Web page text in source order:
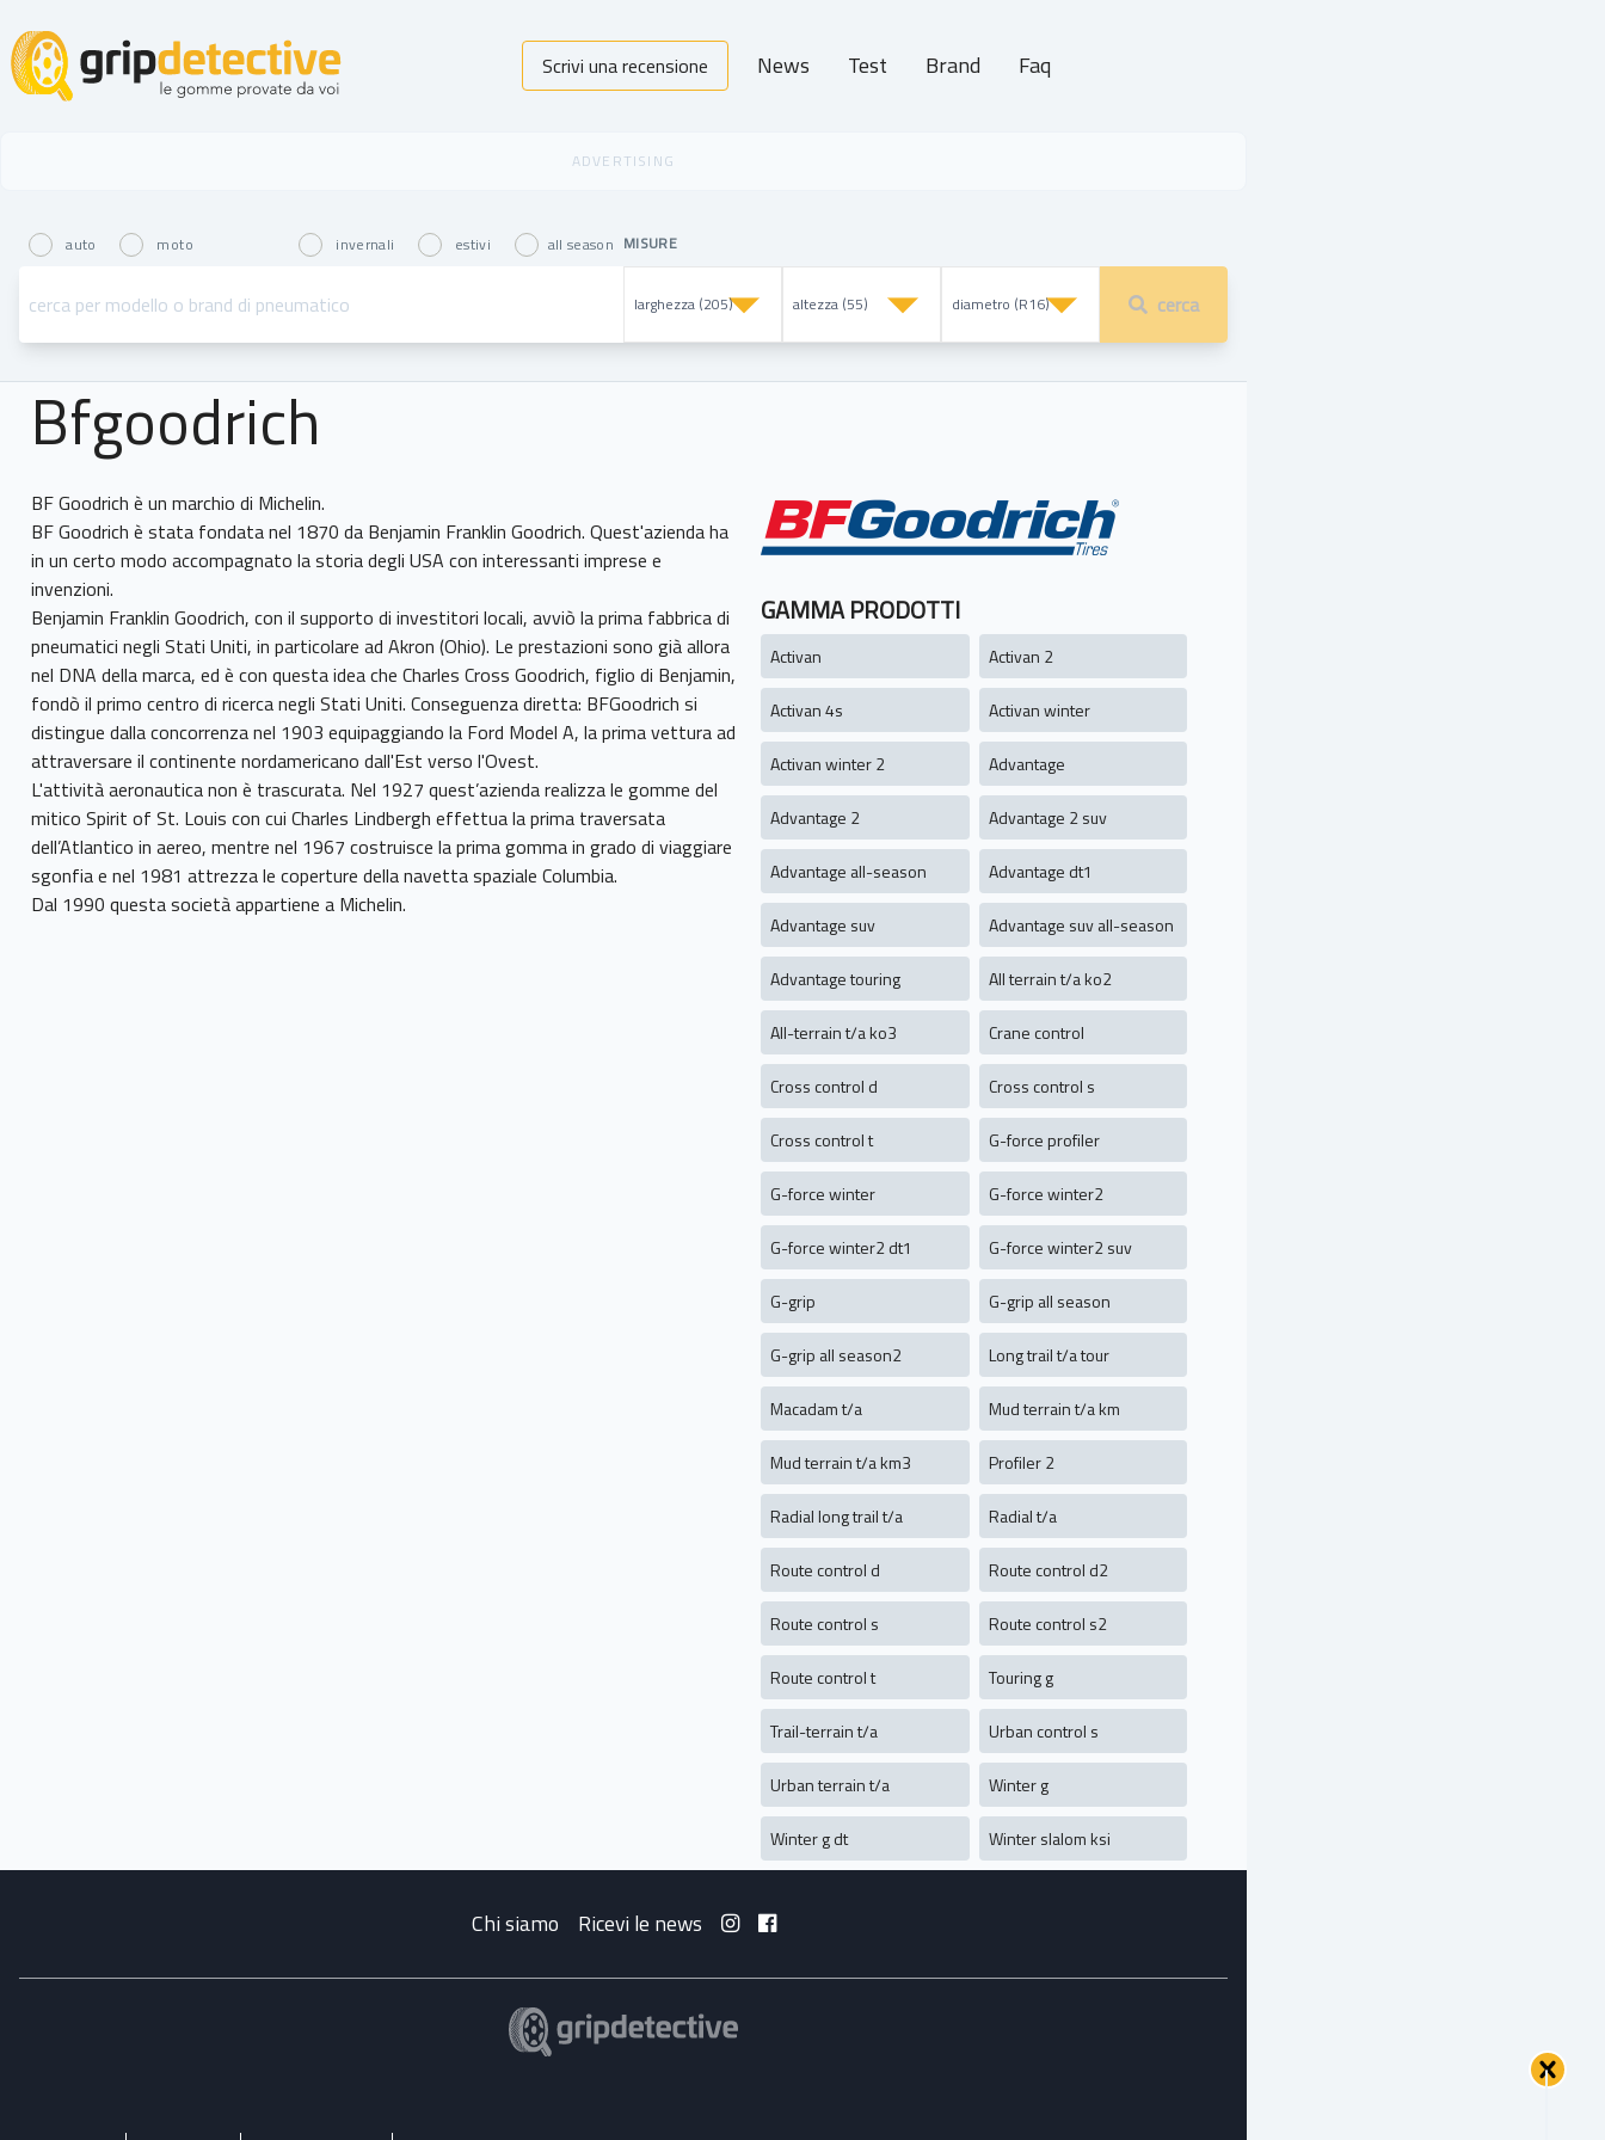
GripDetective Scrivi una recensione News Test Brand Faq
auto moto invernali estivi all season MISURE
cerca
Bfgoodrich
BF Goodrich è un marchio di Michelin.
BF Goodrich è stata fondata nel 1870 da Benjamin Franklin Goodrich. Quest'azienda ha
in un certo modo accompagnato la storia degli USA con interessanti imprese e
invenzioni.
Benjamin Franklin Goodrich, con il supporto di investitori locali, avviò la prima fabbrica di
pneumatici negli Stati Uniti, in particolare ad Akron (Ohio). Le prestazioni sono già allora
nel DNA della marca, ed è con questa idea che Charles Cross Goodrich, figlio di Benjamin,
fondò il primo centro di ricerca negli Stati Uniti. Conseguenza diretta: BFGoodrich si
distingue dalla concorrenza nel 1903 equipaggiando la Ford Model A, la prima vettura ad
attraversare il continente nordamericano dall'Est verso l'Ovest.
L'attività aeronautica non è trascurata. Nel 1927 quest’azienda realizza le gomme del
mitico Spirit of St. Louis con cui Charles Lindbergh effettua la prima traversata
dell’Atlantico in aereo, mentre nel 1967 costruisce la prima gomma in grado di viaggiare
sgonfia e nel 1981 attrezza le coperture della navetta spaziale Columbia.
GAMMA PRODOTTI
Activan Activan 2
Activan 4s Activan winter
Activan winter 2 Advantage
Advantage 2 Advantage 2 suv
Advantage all-season Advantage dt1
Advantage suv Advantage suv all-season
Advantage touring All terrain t/a ko2
All-terrain t/a ko3 Crane control
Cross control d Cross control s
Cross control t G-force profiler
G-force winter G-force winter2
G-force winter2 dt1 G-force winter2 suv
G-grip G-grip all season
G-grip all season2 Long trail t/a tour
Macadam t/a Mud terrain t/a km
Mud terrain t/a km3 Profiler 2
Radial long trail t/a Radial t/a
Route control d Route control d2
Route control s Route control s2
Route control t Touring g
Trail-terrain t/a Urban control s
Urban terrain t/a Winter g
Winter g dt Winter slalom ksi
Chi siamo Ricevi le news